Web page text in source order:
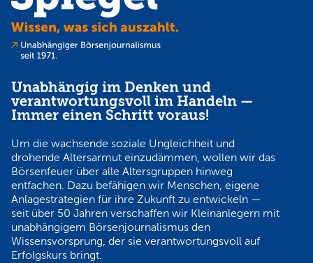
Unabhängig im Denken und
verantwortungsvoll im Handeln —
Immer einen Schritt voraus!
Um die wachsende soziale Ungleichheit und
drohende Altersarmut einzudämmen, wollen wir das
Börsenfeuer über alle Altersgruppen hinweg
entfachen. Dazu befähigen wir Menschen, eigene
Anlagestrategien für ihre Zukunft zu entwickeln —
seit über 50 Jahren verschaffen wir Kleinanlegern mit
unabhängigem Börsenjournalismus den
Wissensvorsprung, der sie verantwortungsvoll auf
Erfolgskurs bringt.